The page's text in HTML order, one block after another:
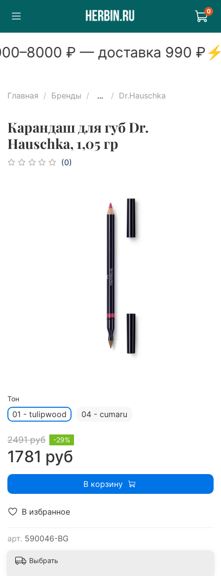
0
–8000₽ — доставка990₽⚡
Главная Бренды ... Dr.Hauschka
Карандаш для губ Dr.
Hauschka, 1,05 гр
(0)
В избранное
арт. 590046-BG
Тон
01 - tulipwood 04 - cumaru
2491 руб
1781 руб
-29%
В корзину
Выбрать